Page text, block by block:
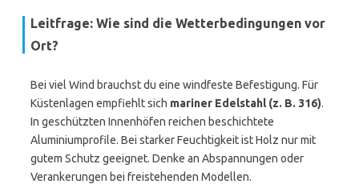
Leitfrage: Wie sind die Wetterbedingungen vor
Ort?
Bei viel Wind brauchst du eine windfeste Befestigung. Für
Küstenlagen empfiehlt sich mariner Edelstahl (z. B. 316).
In geschützten Innenhöfen reichen beschichtete
Aluminiumprofile. Bei starker Feuchtigkeit ist Holz nur mit
gutem Schutz geeignet. Denke an Abspannungen oder
Verankerungen bei freistehenden Modellen.